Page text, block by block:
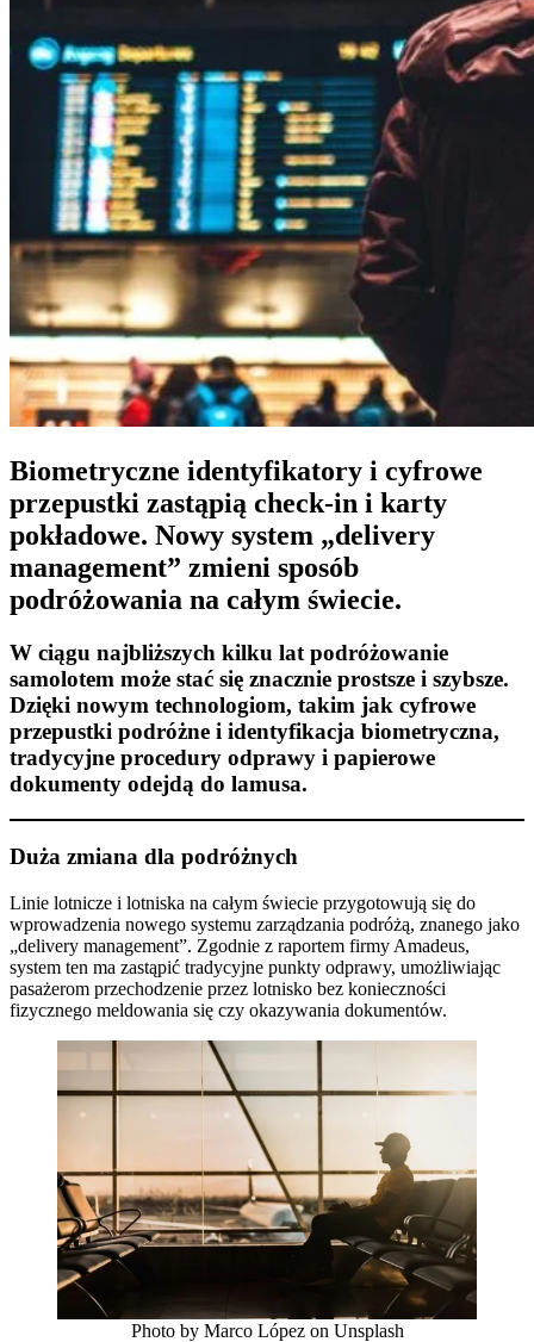
Biometryczne identyfikatory i cyfrowe
przepustki zastąpią check-in i karty
pokładowe. Nowy system „delivery
management” zmieni sposób
podróżowania na całym świecie.​
W ciągu najbliższych kilku lat podróżowanie
samolotem może stać się znacznie prostsze i szybsze.
Dzięki nowym technologiom, takim jak cyfrowe
przepustki podróżne i identyfikacja biometryczna,
tradycyjne procedury odprawy i papierowe
dokumenty odejdą do lamusa.​
Duża zmiana dla podróżnych
Linie lotnicze i lotniska na całym świecie przygotowują się do
wprowadzenia nowego systemu zarządzania podróżą, znanego jako
„delivery management”. Zgodnie z raportem firmy Amadeus,
system ten ma zastąpić tradycyjne punkty odprawy, umożliwiając
pasażerom przechodzenie przez lotnisko bez konieczności
fizycznego meldowania się czy okazywania dokumentów.​
Photo by Marco López on Unsplash